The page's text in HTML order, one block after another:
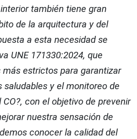
también tiene gran
de la arquitectura y del
a esta necesidad se
UNE 171330:2024, que
estrictos para garantizar
y el monitoreo de
con el objetivo de prevenir
nuestra sensación de
conocer la calidad del